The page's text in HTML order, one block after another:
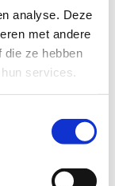
analyse. Deze
met andere
die ze hebben
services.